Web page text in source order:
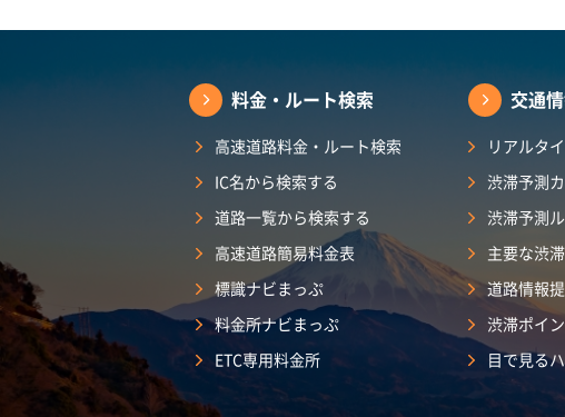
料金・ルート検索
高速道路料金・ルート検索
IC名から検索する
道路一覧から検索する
高速道路簡易料金表
標識ナビまっぷ
料金所ナビまっぷ
ETC専用料金所
交通
リアルタ
渋滞予測
渋滞予測
主要な渋
道路情報
渋滞ポイ
目で見る